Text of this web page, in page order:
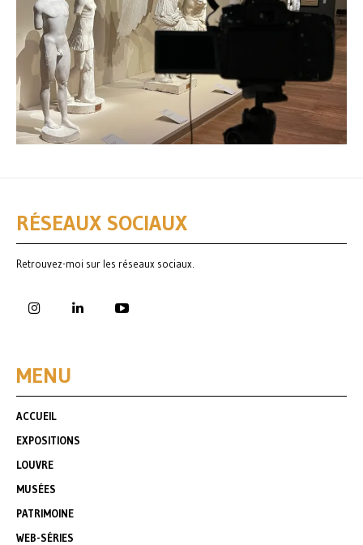
RÉSEAUX SOCIAUX
Retrouvez-moi sur les réseaux sociaux.
MENU
ACCUEIL
EXPOSITIONS
LOUVRE
MUSÉES
PATRIMOINE
WEB-SÉRIES